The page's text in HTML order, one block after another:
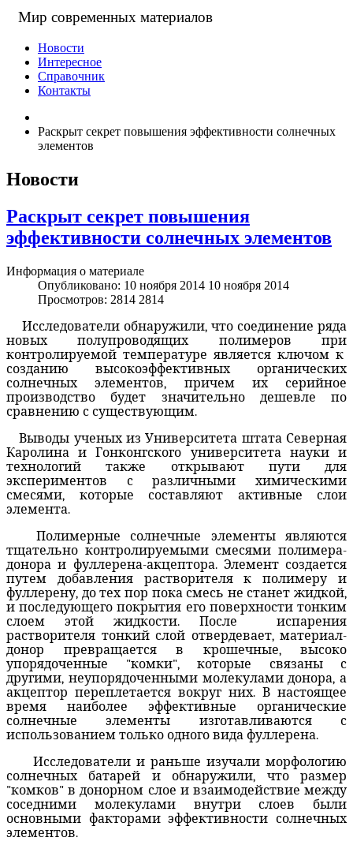
Мир современных материалов
Новости
Интересное
Справочник
Контакты
Раскрыт секрет повышения эффективности солнечных
элементов
Новости
Раскрыт секрет повышения
эффективности солнечных элементов
Информация о материале
Опубликовано: 10 ноября 2014 10 ноября 2014
Просмотров: 2814 2814
Исследователи обнаружили, что соединение ряда
новых
полупроводящих полимеров при
контролируемой температуре является ключом к
созданию
высокоэффективных
органических
солнечных элементов, причем их серийное
производство будет значительно дешевле по
сравнению с существующим.
Выводы ученых из Университета штата Северная
Каролина
и Гонконгского университета
науки и
технологий
также
открывают пути для
экспериментов с различными
химическими
смесями, которые составляют активные
слои
элемента.
Полимерные
солнечные элементы являются
тщательно контролируемыми смесями полимера-
донора и фуллерена-акцептора. Элемент создается
путем добавления
растворителя к полимеру
и
фуллерену, до тех пор пока смесь нестанет жидкой,
и последующегопокрытия егоповерхности тонким
слоем этой жидкости. После
испарения
растворителя тонкий слой отвердевает, материал-
донор
превращается в крошечные, высоко
упорядоченные
"комки", которые связаны с
другими, неупорядоченными молекулами донора, а
акцептор переплетается вокруг них. В настоящее
время
наиболее эффективные
органические
солнечные элементы
изготавливаются с
использованием только одного вида фуллерена.
Исследователи и раньше изучали морфологию
солнечных батарей
и
обнаружили, что размер
"комков"в донорном слое и взаимодействие между
соседними
молекулами внутри слоев
были
основными факторами эффективности солнечных
элементов.